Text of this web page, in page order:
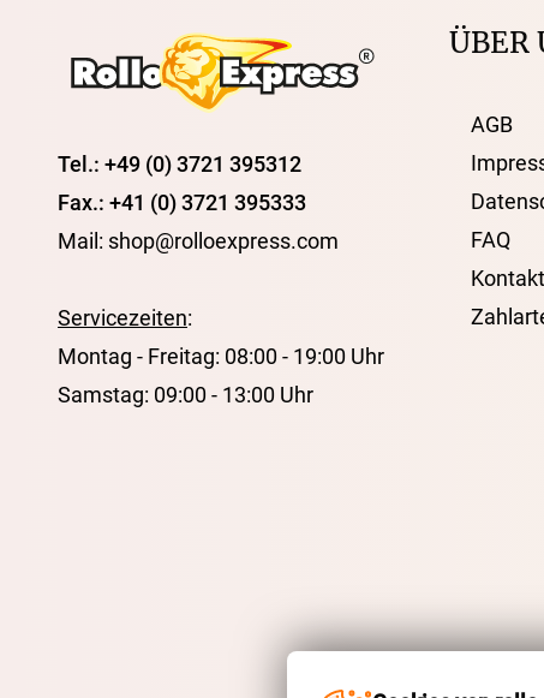
Tel.: +49 (0) 3721 395312
Fax.: +41 (0) 3721 395333
Mail: shop@rolloexpress.com
Servicezeiten:
Montag - Freitag: 08:00 - 19:00 Uhr
Samstag: 09:00 - 13:00 Uhr
ÜBER
AGB
FAQ
Kontakt